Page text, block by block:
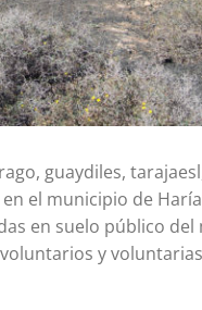
guaydiles,
el municipio de
en suelo público
y